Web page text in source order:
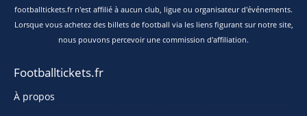
footballtickets.fr n'est affilié à aucun club, ligue ou organisateur d'événements.
Lorsque vous achetez des billets de football via les liens figurant sur notre site,
nous pouvons percevoir une commission d'affiliation.
Footballtickets.fr
À propos